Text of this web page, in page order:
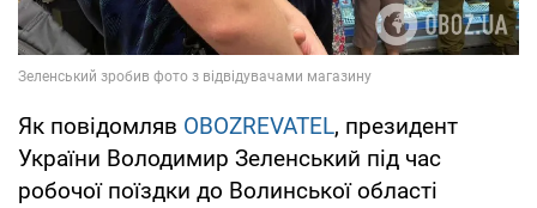
Як повідомляв OBOZREVATEL, президент
України Володимир Зеленський під час
робочої поїздки до Волинської області